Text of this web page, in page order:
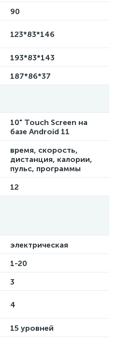
90
123*83*146
193*83*143
187*86*37
10" Touch Screen на
базе Android 11
время, скорость,
дистанция, калории,
пульс, программы
12
электрическая
1-20
3
4
15 уровней